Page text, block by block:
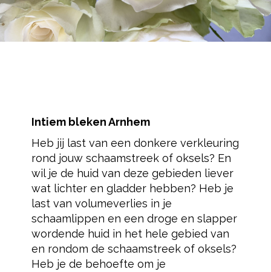
Intiem bleken Arnhem
Heb jij last van een donkere verkleuring
rond jouw schaamstreek of oksels? En
wil je de huid van deze gebieden liever
wat lichter en gladder hebben? Heb je
last van volumeverlies in je
schaamlippen en een droge en slapper
wordende huid in het hele gebied van
en rondom de schaamstreek of oksels?
Heb je de behoefte om je